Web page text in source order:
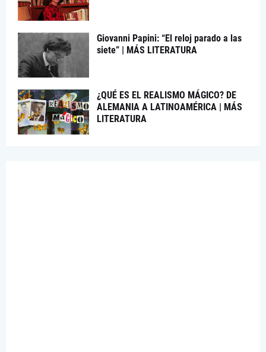
Giovanni Papini: “El reloj parado a las
siete” | MÁS LITERATURA
¿QUÉ ES EL REALISMO MÁGICO? DE
ALEMANIA A LATINOAMÉRICA | MÁS
LITERATURA